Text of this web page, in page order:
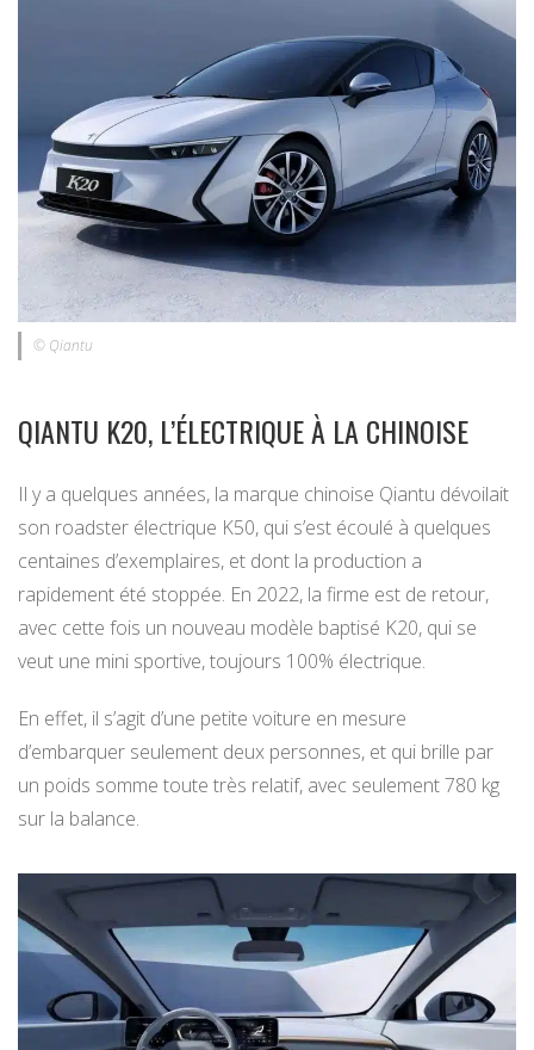
© Qiantu
QIANTU K20, L’ÉLECTRIQUE À LA CHINOISE
Il y a quelques années, la marque chinoise Qiantu dévoilait
son roadster électrique K50, qui s’est écoulé à quelques
centaines d’exemplaires, et dont la production a
rapidement été stoppée. En 2022, la firme est de retour,
avec cette fois un nouveau modèle baptisé K20, qui se
veut une mini sportive, toujours 100% électrique.
En effet, il s’agit d’une petite voiture en mesure
d’embarquer seulement deux personnes, et qui brille par
un poids somme toute très relatif, avec seulement 780 kg
sur la balance.